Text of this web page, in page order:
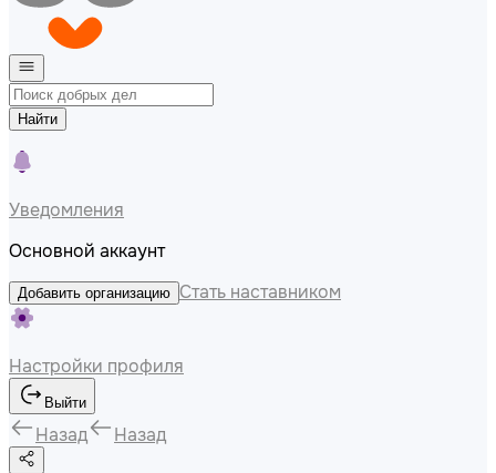
Найти
Уведомления
Основной аккаунт
Добавить организацию Стать наставником
Настройки профиля
Выйти
Назад Назад